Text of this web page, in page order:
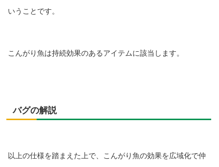
いうことです。
こんがり魚は持続効果のあるアイテムに該当します。
バグの解説
以上の仕様を踏まえた上で、こんがり魚の効果を広域化で仲